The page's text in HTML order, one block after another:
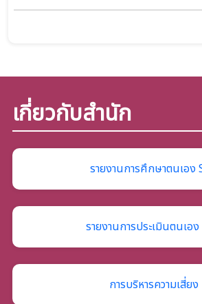
เกี่ยวกับสำนัก
รายงานการศึกษาตนเอง
รายงานการประเมินตนเอง
การบริหารความเสี่ยง